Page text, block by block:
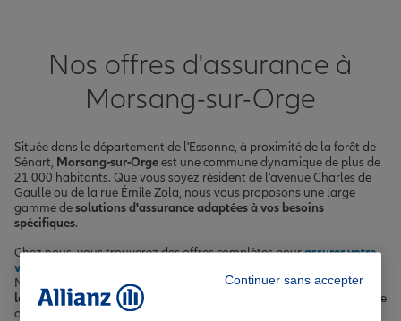
Nos offres d'assurance à
Morsang-sur-Orge
Située dans le département de l'Essonne, à proximité de la forêt de
Sénart, Morsang-sur-Orgeest une commune dynamique de plus de
21 000 habitants. Que vous soyez résident de l'avenue Charles de
Gaulle ou de la rue Émile Zola, nous vous proposons une large
gamme desolutions d'assurance adaptées à vos besoins
spécifiques.
Chez nous, vous trouverez des offres complètes pourassurer votre
véhicule
Nous vous accompagnons également dans laprotection de votre
logementavec notre assurance habitation
, que vous soyez locataire
ou propriétaire.
Continuer sans accepter